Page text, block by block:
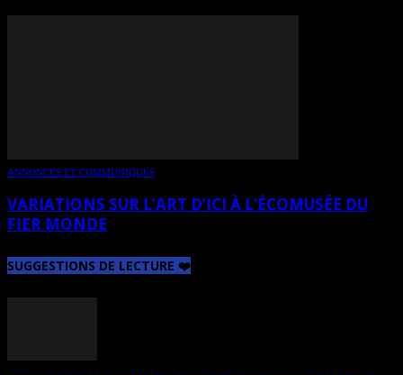
ANNONCES ET COMMUNIQUÉS
VARIATIONS SUR L’ART D’ICI À L’ÉCOMUSÉE DU
FIER MONDE
SUGGESTIONS DE LECTURE ❤️